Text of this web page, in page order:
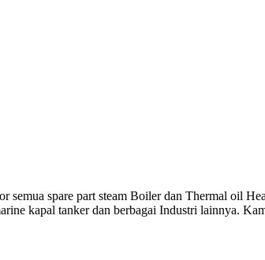
semua spare part steam Boiler dan Thermal oil
kapal tanker dan berbagai Industri lainnya.